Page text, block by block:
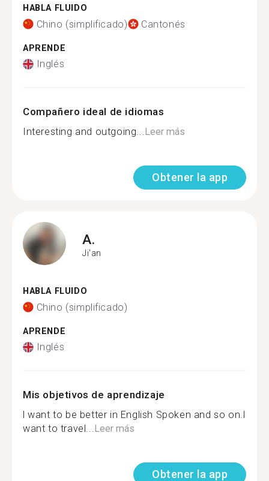
HABLA FLUIDO
Chino (simplificado) Cantonés
APRENDE
Inglés
Compañero ideal de idiomas
Interesting and outgoing...Leer más
Obtener la app
A.
Ji'an
HABLA FLUIDO
Chino (simplificado)
APRENDE
Inglés
Mis objetivos de aprendizaje
l want to be better in English Spoken and so on.l
want to travel...Leer más
Obtener la app